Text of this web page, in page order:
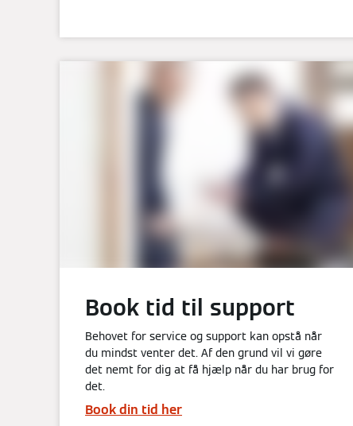
Book tid til support
Behovet for service og support kan opstå når
du mindst venter det. Af den grund vil vi gøre
det nemt for dig at få hjælp når du har brug for
det.
Book din tid her